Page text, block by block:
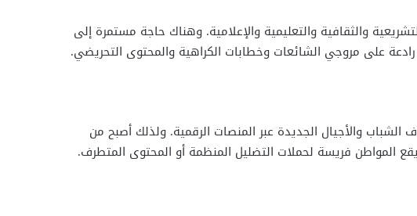
والثقافية والتعليمية والإعلامية. وهناك حاجة مستمرة إلى
رادعة على مروجي الشائعات وخطابات الكراهية والمحتوى التحريضي.
والأجيال الجديدة عبر المنصات الرقمية. ولذلك أصبح من
المواطن فريسة لحملات التضليل المنظمة أو المحتوى المتطرف.